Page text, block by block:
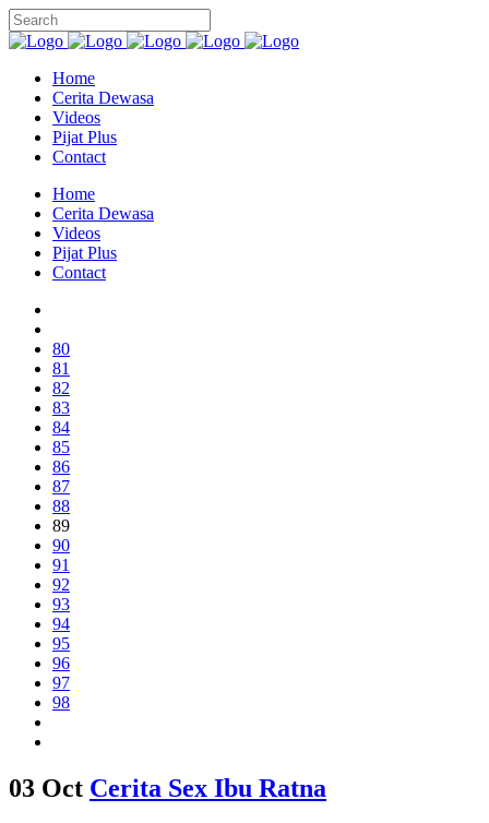
Home
Cerita Dewasa
Videos
Pijat Plus
Contact
Home
Cerita Dewasa
Videos
Pijat Plus
Contact
80
81
82
83
84
85
86
87
88
89
90
91
92
93
94
95
96
97
98
03 Oct Cerita Sex Ibu Ratna